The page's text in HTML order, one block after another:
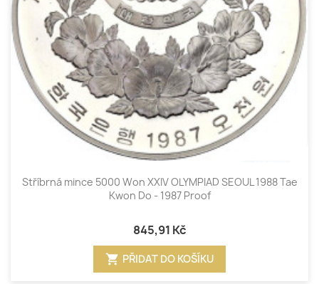
Stříbrná mince 5000 Won XXIV OLYMPIAD SEOUL 1988 Tae
Kwon Do - 1987 Proof
845,91 Kč
shopping_cart PŘIDAT DO KOŠÍKU